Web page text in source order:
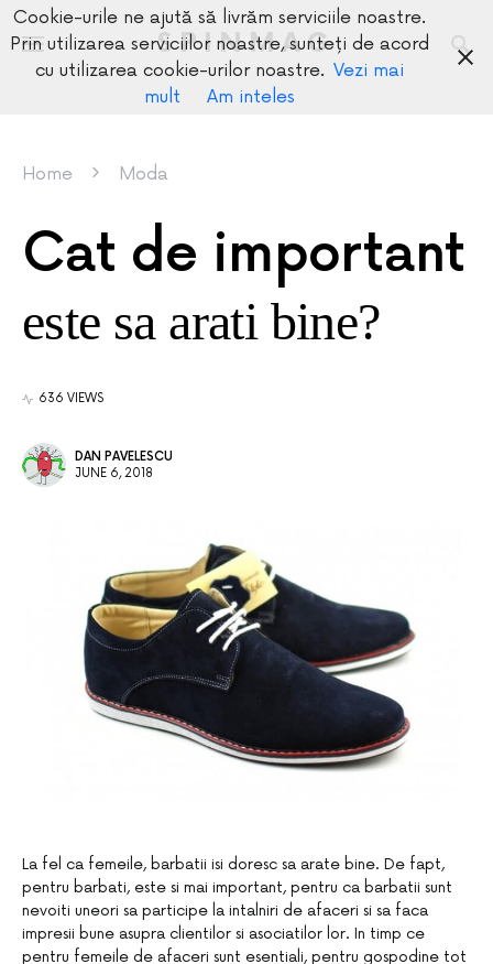
SPINMAG
Home Moda
Cat de important
este sa arati bine?
636 VIEWS
DAN PAVELESCU
JUNE 6, 2018
La fel ca femeile, barbatii isi doresc sa arate bine. De fapt,
pentru barbati, este si mai important, pentru ca barbatii sunt
nevoiti uneori sa participe la intalniri de afaceri si sa faca
impresii bune asupra clientilor si asociatilor lor. In timp ce
pentru femeile de afaceri sunt esentiali, pentru gospodine tot
Cookie-urile ne ajută să livrăm serviciile noastre.
Prin utilizarea serviciilor noastre, sunteți de acord
cu utilizarea cookie-urilor noastre. Vezi mai
mult
Am inteles